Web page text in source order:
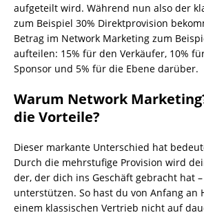
aufgeteilt wird. Während nun also der
zum Beispiel 30% Direktprovision
Betrag im Network Marketing zum
aufteilen: 15% für den Verkäufer, 10%
Sponsor und 5% für die Ebene darüber.
Warum Network
die Vorteile?
Dieser markante Unterschied hat
Durch die mehrstufige Provision wird
der, der dich ins Geschäft gebracht hat
unterstützen. So hast du von Anfang an
einem klassischen Vertrieb nicht auf